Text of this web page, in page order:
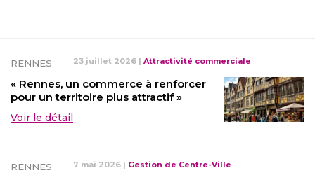
RENNES 23 juillet 2026 | Attractivité commerciale
« Rennes, un commerce à renforcer
pour un territoire plus attractif »
Voir le détail
RENNES 7 mai 2026 | Gestion de Centre-Ville